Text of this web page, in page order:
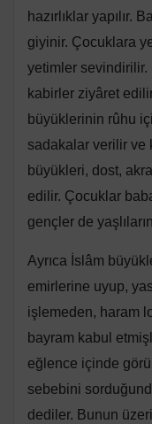
hazırlıklar yapılır.
giyinir. Çocuklara
yetimler sevindirilir.
kabirler ziyâret
büyüklerinin rûhu
sadakalar verilir ve
büyükleri, dost,
edilir. Çocuklar
gençler de
Ayrıca İslâm
emirlerine uyup,
işlemeden, haram
bayram kabul
eğlence içinde
sebebini
dediler. Bunun